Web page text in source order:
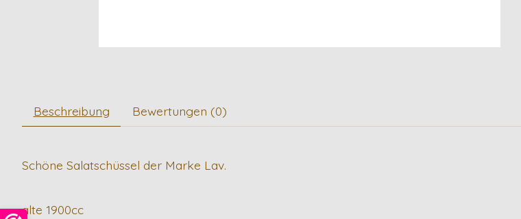
Beschreibung Bewertungen (0)
Schöne Salatschüssel der Marke Lav.
alte 1900cc